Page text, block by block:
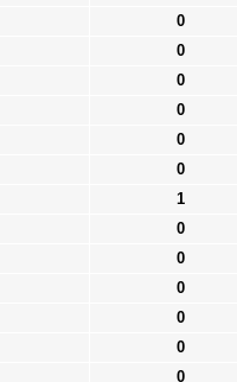
0
0
0
0
0
0
1
0
0
0
0
0
0